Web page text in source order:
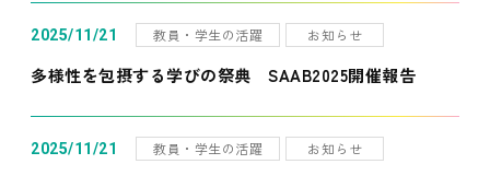
2025/11/21 教員・学生の活躍 お知らせ
多様性を包摂する学びの祭典 SAAB2025開催報告
2025/11/21 教員・学生の活躍 お知らせ